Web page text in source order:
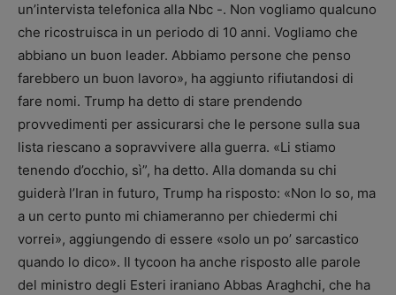
un’intervista telefonica alla Nbc -. Non vogliamo qualcuno
che ricostruisca in un periodo di 10 anni. Vogliamo che
abbiano un buon leader. Abbiamo persone che penso
farebbero un buon lavoro», ha aggiunto rifiutandosi di
fare nomi. Trump ha detto di stare prendendo
provvedimenti per assicurarsi che le persone sulla sua
lista riescano a sopravvivere alla guerra. «Li stiamo
tenendo d’occhio, sì”, ha detto. Alla domanda su chi
guiderà l’Iran in futuro, Trump ha risposto: «Non lo so, ma
a un certo punto mi chiameranno per chiedermi chi
vorrei», aggiungendo di essere «solo un po’ sarcastico
quando lo dico». Il tycoon ha anche risposto alle parole
del ministro degli Esteri iraniano Abbas Araghchi, che ha